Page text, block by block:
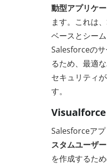
動型アプリケ
ます。これは
ベースとシーム
Salesforceの
るため、最適
セキュリティ
す。
Visualforce
Salesforceア
スタムユーザ
を作成するた